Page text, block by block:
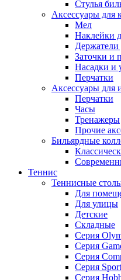
Стулья
Аксессуары для
Мел
Наклейки
Держатели
Заточки и
Насадки и
Перчатки
Аксессуары для
Перчатки
Часы
Тренажеры
Прочие
Бильярдные
Теннис
Теннисные
Для
Для улицы
Детские
Складные
Серия
Серия
Серия
Серия Sport
Серия